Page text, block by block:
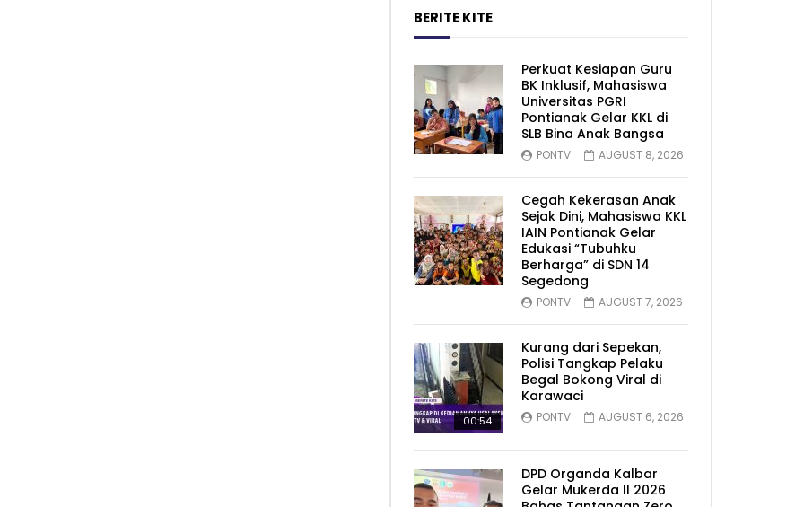
BERITE KITE
Perkuat Kesiapan Guru
BK Inklusif, Mahasiswa
Universitas PGRI
Pontianak Gelar KKL di
SLB Bina Anak Bangsa
PONTV AUGUST 8, 2026
Cegah Kekerasan Anak
Sejak Dini, Mahasiswa KKL
IAIN Pontianak Gelar
Edukasi “Tubuhku
Berharga” di SDN 14
Segedong
PONTV AUGUST 7, 2026
00:54
Kurang dari Sepekan,
Polisi Tangkap Pelaku
Begal Bokong Viral di
Karawaci
PONTV AUGUST 6, 2026
DPD Organda Kalbar
Gelar Mukerda II 2026